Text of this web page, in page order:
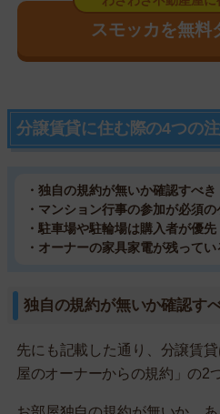
スモッカを無料
分譲賃貸に住む際の4つの
・独自の規約が無いか確認すべき
・マンション行事の参加が必須の
・駐車場や駐輪場は購入者が優先
・オーナーの家具家電が残って
独自の規約が無いか確認す
先にも記載した通り、分譲賃
屋のオーナーからの規約」の2